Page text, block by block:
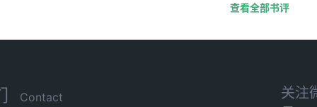
查看全部书评
Contact
关注